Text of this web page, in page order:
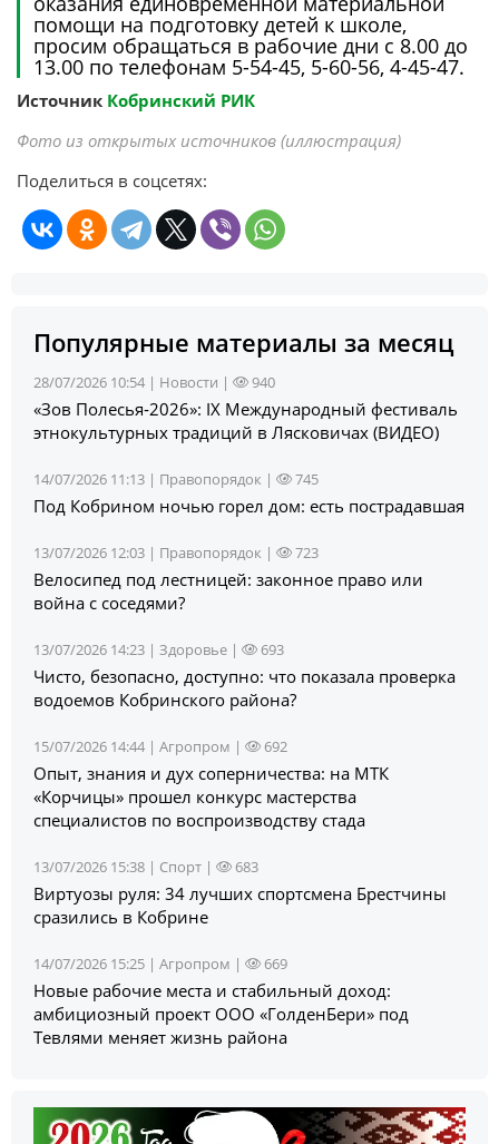
помощи на подготовку детей к школе,
просим обращаться в рабочие дни с 8.00 до
13.00 по телефонам 5-54-45, 5-60-56, 4-45-47.
Источник Кобринский РИК
Фото из открытых источников (иллюстрация)
Поделиться в соцсетях:
Популярные материалы за месяц
28/07/2026 10:54 | Новости | 940
«Зов Полесья‑2026»: IX Международный фестиваль
этнокультурных традиций в Лясковичах (ВИДЕО)
14/07/2026 11:13 | Правопорядок | 745
Под Кобрином ночью горел дом: есть пострадавшая
13/07/2026 12:03 | Правопорядок | 723
Велосипед под лестницей: законное право или
война с соседями?
13/07/2026 14:23 | Здоровье | 693
Чисто, безопасно, доступно: что показала проверка
водоемов Кобринского района?
15/07/2026 14:44 | Агропром | 692
Опыт, знания и дух соперничества: на МТК
«Корчицы» прошел конкурс мастерства
специалистов по воспроизводству стада
13/07/2026 15:38 | Спорт | 683
Виртуозы руля: 34 лучших спортсмена Брестчины
сразились в Кобрине
14/07/2026 15:25 | Агропром | 669
Новые рабочие места и стабильный доход:
амбициозный проект ООО «ГолденБери» под
Тевлями меняет жизнь района